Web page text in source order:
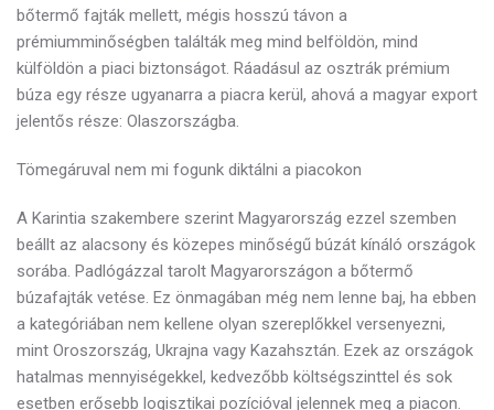
bőtermő fajták mellett, mégis hosszú távon a
prémiumminőségben találták meg mind belföldön, mind
külföldön a piaci biztonságot. Ráadásul az osztrák prémium
búza egy része ugyanarra a piacra kerül, ahová a magyar export
jelentős része: Olaszországba.
Tömegáruval nem mi fogunk diktálni a piacokon
A Karintia szakembere szerint Magyarország ezzel szemben
beállt az alacsony és közepes minőségű búzát kínáló országok
sorába. Padlógázzal tarolt Magyarországon a bőtermő
búzafajták vetése. Ez önmagában még nem lenne baj, ha ebben
a kategóriában nem kellene olyan szereplőkkel versenyezni,
mint Oroszország, Ukrajna vagy Kazahsztán. Ezek az országok
hatalmas mennyiségekkel, kedvezőbb költségszinttel és sok
esetben erősebb logisztikai pozícióval jelennek meg a piacon.